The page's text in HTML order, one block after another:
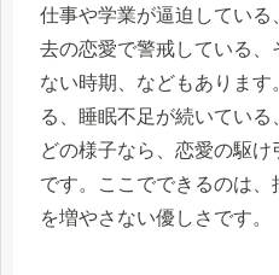
仕事や学業が逼迫している
去の恋愛で警戒している、
ない時期、などもあります
る、睡眠不足が続いてい
どの様子なら、恋愛の駆
です。ここでできるのは
を増やさない優しさです。